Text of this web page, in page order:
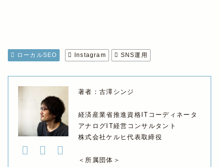
ローカルSEO Instagram SNS運用
著者：古澤シンジ
経済産業省推進資格ITコーディネータ
アナログIT経営コンサルタント
株式会社ケルヒ代表取締役
＜所属団体＞